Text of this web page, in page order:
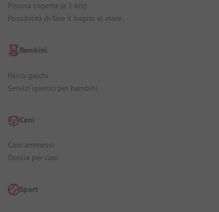
Piscina coperta (a 2 km)
Possibilità di fare il bagno al mare
Bambini
Parco giochi
Servizi igienici per bambini
Cani
Cani ammessi
Doccia per cani
Sport